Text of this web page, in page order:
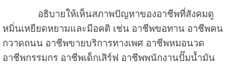
อธิบายให้เห็นสภาพปัญหาของอาชีพที่สังคมดู
หมิ่นเหยียดหยามและมีอคติ เช่น อาชีพขอทาน อาชีพคน
กวาดถนน อาชีพขายบริการทางเพศ อาชีพหมอนวด
อาชีพกรรมกร อาชีพเด็กเสิร์ฟ อาชีพพนักงานปั๊มน้ำมัน